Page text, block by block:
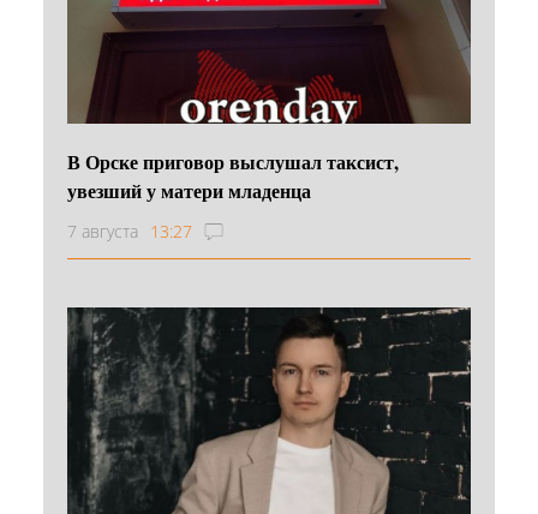
В Орске приговор выслушал таксист,
увезший у матери младенца
7 августа 13:27